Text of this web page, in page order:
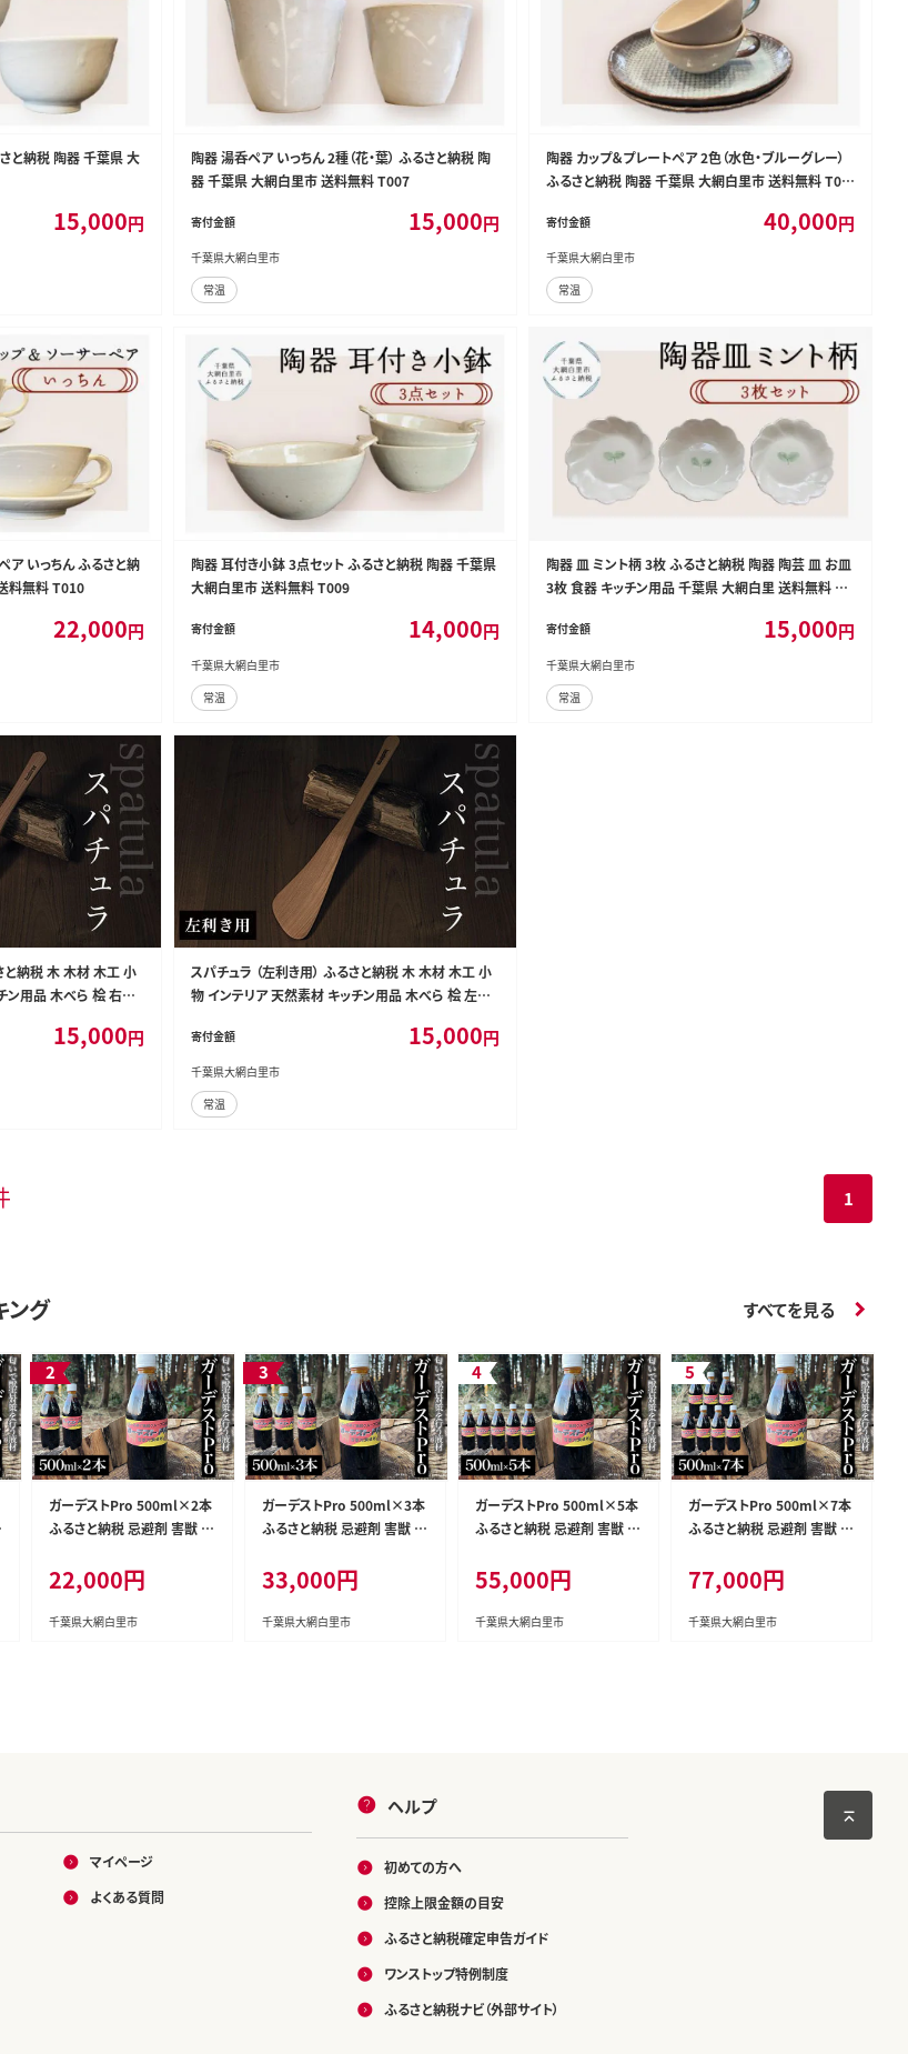
と納税 陶器 千葉県 大
15,000円
陶器 湯呑ペア いっちん 2種（花・葉） ふるさと納税 陶
器 千葉県 大網白里市 送料無料 T007
寄付金額 15,000円
千葉県大網白里市
常温
陶器 カップ＆プレートペア 2色（水色・ブルーグレー）
ふるさと納税 陶器 千葉県 大網白里市 送料無料 T00
寄付金額 40,000円
千葉県大網白里市
常温
ア いっちん ふるさと納
料無料 T010
22,000円
陶器 耳付き小鉢 3点セット ふるさと納税 陶器 千葉県
大網白里市 送料無料 T009
寄付金額 14,000円
千葉県大網白里市
常温
陶器 皿 ミント柄 3枚 ふるさと納税 陶器 陶芸 皿 お皿
3枚 食器 キッチン用品 千葉県 大網白里 送料無料 T0
寄付金額 15,000円
千葉県大網白里市
常温
と納税 木 木材 木工 小
ン用品 木べら 桧 右
15,000円
スパチュラ （左利き用） ふるさと納税 木 木材 木工 小
物 インテリア 天然素材 キッチン用品 木べら 桧 左
寄付金額 15,000円
千葉県大網白里市
常温
1
ング すべてを見る
ガーデストPro 500ml×2本
ふるさと納税 忌避剤 害獣 侵
対策 イノシシ対策 シカ対策
鹿対策 猫除け 猫よけ 犬除
け 犬よけ 千葉県 大網白里
22,000円
千葉県大網白里市
ガーデストPro 500ml×3本
ふるさと納税 忌避剤 害獣 侵
対策 イノシシ対策 シカ対策
鹿対策 猫除け 猫よけ 犬除
け 犬よけ 千葉県 大網白里
33,000円
千葉県大網白里市
ガーデストPro 500ml×5本
ふるさと納税 忌避剤 害獣 侵
対策 イノシシ対策 シカ対策
鹿対策 猫除け 猫よけ 犬除
け 犬よけ 千葉県 大網白里
55,000円
千葉県大網白里市
ガーデストPro 500ml×7本
ふるさと納税 忌避剤 害獣 侵
対策 イノシシ対策 シカ対策
鹿対策 猫除け 猫よけ 犬除
け 犬よけ 千葉県 大網白里
77,000円
千葉県大網白里市
マイページ
よくある質問
ヘルプ
初めての方へ
控除上限金額の目安
ふるさと納税確定申告ガイド
ワンストップ特例制度
ふるさと納税ナビ（外部サイト）